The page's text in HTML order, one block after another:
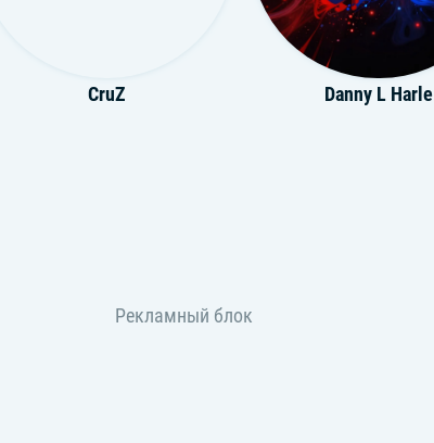
CruZ Danny L Harle